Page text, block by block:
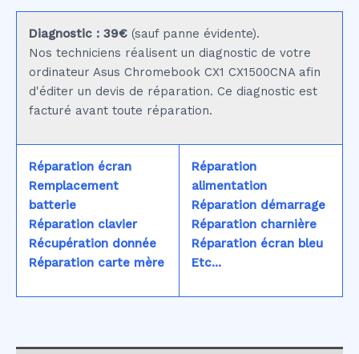
Diagnostic : 39€ (sauf panne évidente).
Nos techniciens réalisent un diagnostic de votre
ordinateur Asus Chromebook CX1 CX1500CNA afin
d'éditer un devis de réparation. Ce diagnostic est
facturé avant toute réparation.
Réparation écran
Remplacement
batterie
Réparation clavier
Récupération donnée
Réparation carte mère
Réparation
alimentation
Réparation démarrage
Réparation charnière
Réparation écran bleu
Etc...